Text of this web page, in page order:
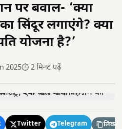
पर बवाल- ‘क्या
सिंदूर लगाएंगे? क्या
योजना है?’
2025⏱️ 2 मिनट पढ़ें
Twitter Telegram लिंक